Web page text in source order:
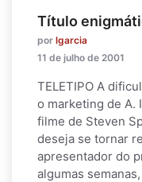
Título
por lgarcia
11 de julho de 2001
TELETIPO A
o marketing de A.
filme de Steven
deseja se tornar
apresentador do
algumas